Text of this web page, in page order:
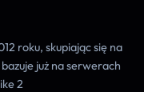
roku, skupiając się na
już na serwerach
2